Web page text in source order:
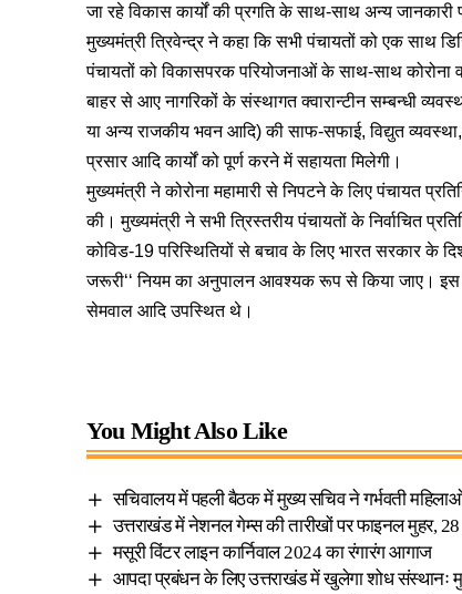
जा रहे विकास कार्यों की प्रगति के साथ-साथ अन्य
मुख्यमंत्री त्रिवेन्द्र ने कहा कि सभी पंचायतों को एक साथ
पंचायतों को विकासपरक परियोजनाओं के साथ-साथ कोरोना
बाहर से आए नागरिकों के संस्थागत क्वारान्टीन सम्बन्धी
या अन्य राजकीय भवन आदि) की साफ-सफाई, विद्युत
प्रसार आदि कार्यों को पूर्ण करने में सहायता मिलेगी।
मुख्यमंत्री ने कोरोना महामारी से निपटने के लिए पंचायत
की। मुख्यमंत्री ने सभी त्रिस्तरीय पंचायतों के निर्वाचित
कोविड-19 परिस्थितियों से बचाव के लिए भारत सरकार के
जरूरी‘‘ नियम का अनुपालन आवश्यक रूप से किया जाए। इस
सेमवाल आदि उपस्थित थे।
You Might Also Like
सचिवालय में पहली बैठक में मुख्य सचिव ने गर्भवती महिलाओं
उत्तराखंड में नेशनल गेम्स की तारीखों पर फाइनल मुहर,
मसूरी विंटर लाइन कार्निवाल 2024 का रंगारंग आगाज
आपदा प्रबंधन के लिए उत्तराखंड में खुलेगा शोध संस्थानः